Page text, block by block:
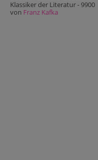
Klassiker der Literatur - 9900
von Franz Kafka